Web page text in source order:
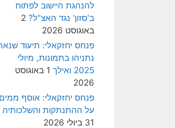
להנהגת היישוב לפתוח
ב'סזון' נגד האצ"ל? 2
באוגוסט 2026
פנחס יחזקאלי: תיעוד
נתניהו בתמונות, מיולי
2025 ואילך
1 באוגוסט
2026
פנחס יחזקאלי: אוסף ממים
על ההתנתקות והשלכותיה
31 ביולי 2026